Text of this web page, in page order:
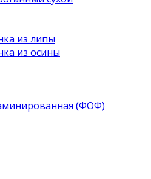
из липы
из осины
(ФОФ)